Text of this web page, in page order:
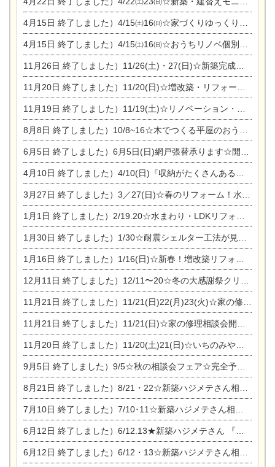
4月15日 終了しました）4/15㈯16㈰☆家づくりゆっくりじっくり個別相談会
4月15日 終了しました）4/15㈯16㈰☆おうちリノベ個別相談会
11月26日 終了しました）11/26(土)・27(日)☆新築完成見学会 in一宮市あずら
11月20日 終了しました）11/20(日)☆増改築・リフォームまつり＆秋の味覚まつり＆芸術祭
11月19日 終了しました）11/19(土)☆リノベーション・家の修理まつり＆増改築・リフォームまつりin扶桑ゴルフ
8月8日 終了しました）10/8~16☆木でつくる平屋のおうちのつくり方【完全予約制】
6月5日 終了しました）6月5日(日)網戸張替承ります☆開催！
4月10日 終了しました）4/10(日)『収納がたくさんあるおうち現場見学会』
3月27日 終了しました）3／27(日)☆春のリフォーム！水まわりLDKリフォーム相談会&今がチャンス！エアコン相談会
1月1日 終了しました）2/19.20☆水まわり・LDKリフォーム相談会＆エアコン相談会
1月30日 終了しました）1/30☆耐震シェルター工法が見れる完成見学会
1月16日 終了しました）1/16(日)☆新春！増改築リフォーム&家の修理まつり
12月11日 終了しました）12/11〜20☆冬の大感謝祭クリスマス相談会開催
11月21日 終了しました）11/21(日)22(月)23(火)☆家の修理まつり＆増改築リフォーム相談会
11月21日 終了しました）11/21(日)☆家の修理相談会開催 in 扶桑オークビレッジ
11月20日 終了しました）11/20(土)21(日)☆いちのみや逸品市に出店します【ひのきのバラ販売】
9月5日 終了しました）9/5☆秋の相談会フェア☆完全予約制
8月21日 終了しました）8/21・22☆新築ハジメテさん相談会 『集まれ！農地に家を建てたい人！』
7月10日 終了しました）7/10･11☆新築ハジメテさん相談会 『集まれ！農地に家を建てたい人！』完全予約制
6月12日 終了しました）6/12.13★新築ハジメテさん 『木の家 現場体感見学会』
6月12日 終了しました）6/12・13☆新築ハジメテさん相談会『今ある土地に家を建てる際の注意点』